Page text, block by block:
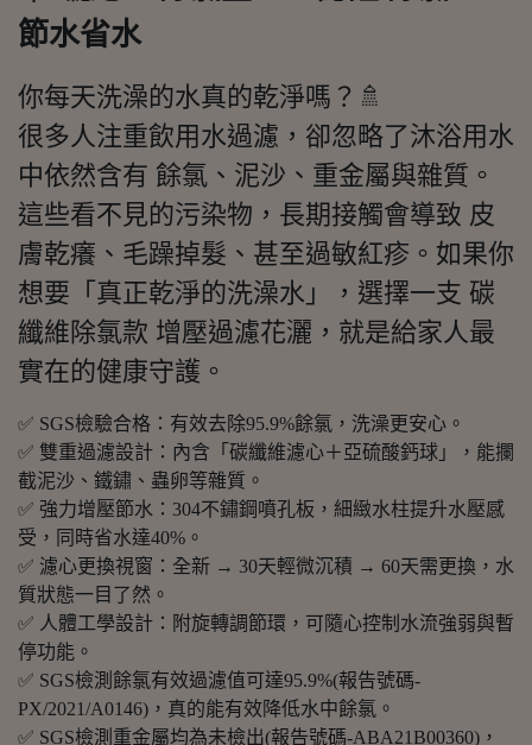
節水省水
你每天洗澡的水真的乾淨嗎？🚿
很多人注重飲用水過濾，卻忽略了沐浴用水
中依然含有 餘氯、泥沙、重金屬與雜質。
這些看不見的污染物，長期接觸會導致 皮
膚乾癢、毛躁掉髮、甚至過敏紅疹。如果你
想要「真正乾淨的洗澡水」，選擇一支 碳
纖維除氯款 增壓過濾花灑，就是給家人最
實在的健康守護。
✅ SGS檢驗合格：有效去除95.9%餘氯，洗澡更安心。
✅ 雙重過濾設計：內含「碳纖維濾心＋亞硫酸鈣球」，能攔
截泥沙、鐵鏽、蟲卵等雜質。
✅ 強力增壓節水：304不鏽鋼噴孔板，細緻水柱提升水壓感
受，同時省水達40%。
✅ 濾心更換視窗：全新 → 30天輕微沉積 → 60天需更換，水
質狀態一目了然。
✅ 人體工學設計：附旋轉調節環，可隨心控制水流強弱與暫
停功能。
✅ SGS檢測餘氯有效過濾值可達95.9%(報告號碼-
PX/2021/A0146)，真的能有效降低水中餘氯。
✅ SGS檢測重金屬均為未檢出(報告號碼-ABA21B00360)，